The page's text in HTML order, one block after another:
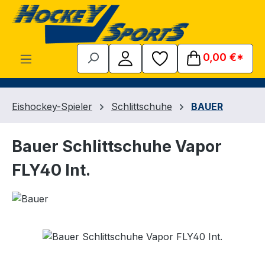
Zum Hauptinhalt springen
0,00 €*
Eishockey-Spieler Schlittschuhe BAUER
Bauer Schlittschuhe Vapor
FLY40 Int.
Bildergalerie überspringen